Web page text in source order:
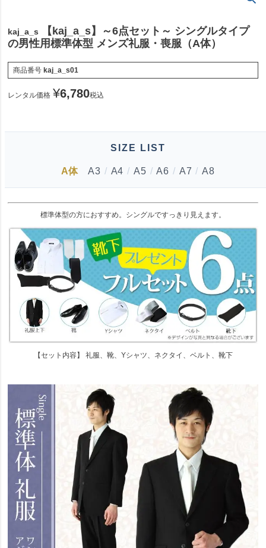
kaj_a_s
【kaj_a_s】～6点セット～ シングルタイプ
の男性用標準体型 メンズ礼服・喪服（A体）
商品番号 kaj_a_s01
レンタル価格 ¥6,780税込
SIZE LIST
A体 A3 / A4 / A5 / A6 / A7 / A8
標準体型の方におすすめ。シングルですっきり見えます。
【セット内容】 礼服、靴、Yシャツ、ネクタイ、ベルト、靴下